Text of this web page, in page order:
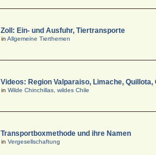
Zoll: Ein- und Ausfuhr, Tiertransporte
inAllgemeine Tierthemen
Videos: Region Valparaiso, Limache, Quillota,
inWilde Chinchillas, wildes Chile
Transportboxmethode und ihre Namen
inVergesellschaftung